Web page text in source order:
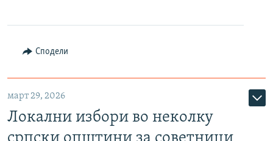
Сподели
март 29, 2026
Локални избори во неколку